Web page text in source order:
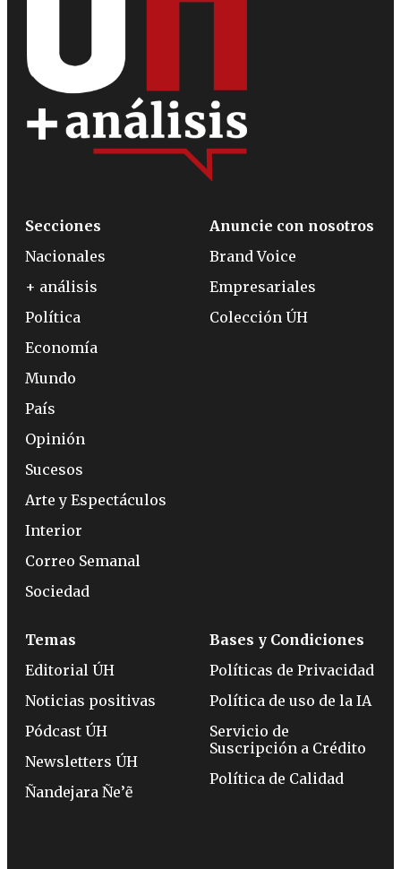
Secciones
Nacionales
+ análisis
Política
Economía
Mundo
País
Opinión
Sucesos
Arte y Espectáculos
Interior
Correo Semanal
Sociedad
Anuncie con nosotros
Brand Voice
Empresariales
Colección ÚH
Temas
Editorial ÚH
Noticias positivas
Pódcast ÚH
Newsletters ÚH
Ñandejara Ñe’ẽ
Bases y Condiciones
Políticas de Privacidad
Política de uso de la IA
Servicio de
Suscripción a Crédito
Política de Calidad